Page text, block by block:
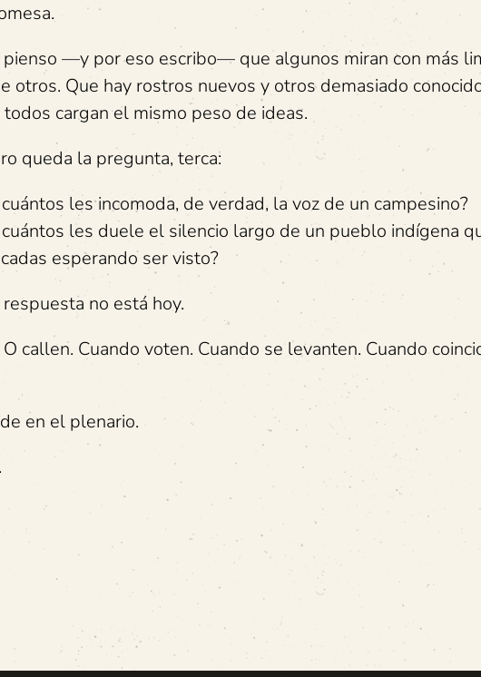
pienso —y por eso escribo— que algunos miran con más
otros. Que hay rostros nuevos y otros demasiado
todos cargan el mismo peso de ideas.
queda la pregunta, terca:
les incomoda, de verdad, la voz de un campesino?
cuántos les duele el silencio largo de un pueblo indígena
esperando ser visto?
respuesta no está hoy.
callen. Cuando voten. Cuando se levanten. Cuando
en el plenario.